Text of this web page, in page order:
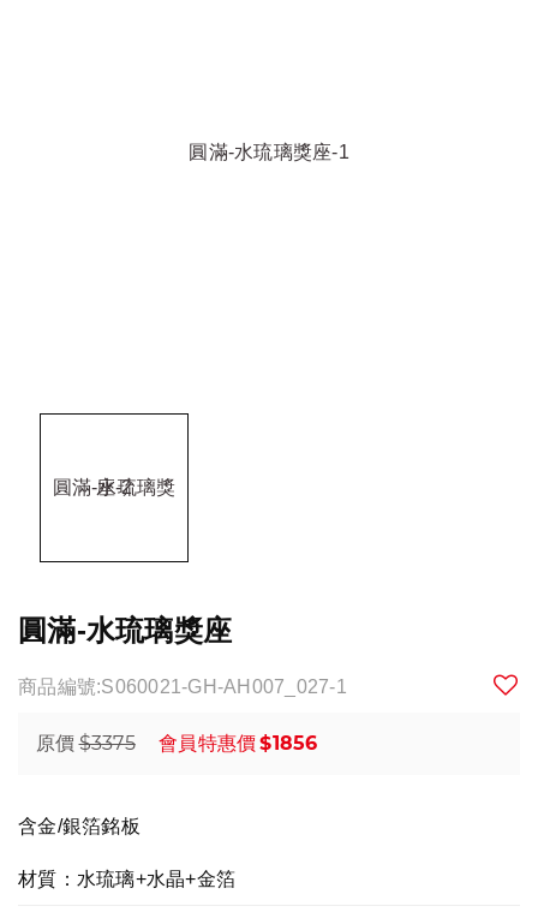
圓滿-水琉璃獎座
商品編號:S060021-GH-AH007_027-1
原價 $3375 會員特惠價$1856
含金/銀箔銘板
材質：水琉璃+水晶+金箔